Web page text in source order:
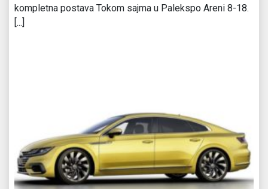
kompletna postava Tokom sajma u Palekspo Areni 8-18.
[...]